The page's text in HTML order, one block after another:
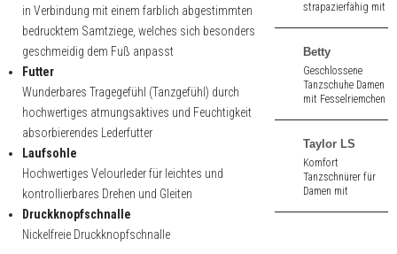
in Verbindung mit einem farblich abgestimmten
bedrucktem Samtziege, welches sich besonders
geschmeidig dem Fuß anpasst
Futter
Wunderbares Tragegefühl (Tanzgefühl) durch
hochwertiges atmungsaktives und Feuchtigkeit
absorbierendes Lederfutter
Laufsohle
Hochwertiges Velourleder für leichtes und
kontrollierbares Drehen und Gleiten
Druckknopfschnalle
Nickelfreie Druckknopfschnalle
strapazierfähig mit
Betty
Geschlossene
Tanzschuhe Damen
mit Fesselriemchen
schwarz
Samtbrokat. 6,5 cm
hoher Absatz.
Taylor LS
Komfort
Tanzschnürer für
Damen mit